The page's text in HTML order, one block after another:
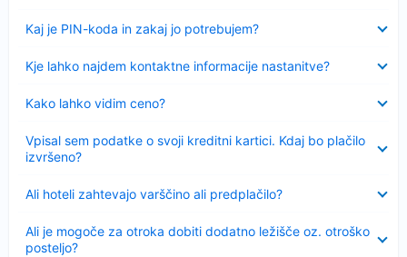
Kaj je PIN-koda in zakaj jo potrebujem?
Kje lahko najdem kontaktne informacije nastanitve?
Kako lahko vidim ceno?
Vpisal sem podatke o svoji kreditni kartici. Kdaj bo plačilo
izvršeno?
Ali hoteli zahtevajo varščino ali predplačilo?
Ali je mogoče za otroka dobiti dodatno ležišče oz. otroško
posteljo?